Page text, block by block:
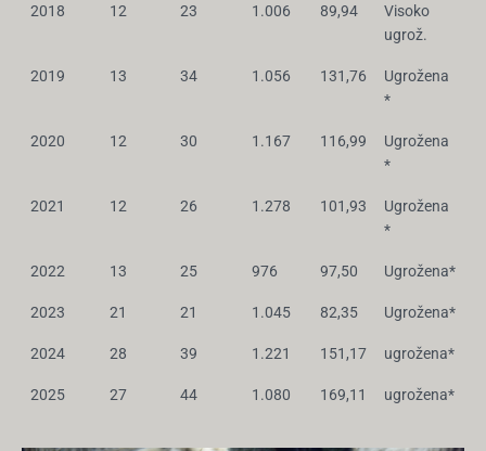
2018 12 23 1.006 89,94
Visoko
ugrož.
2019 13 34 1.056 131,76
Ugrožena
*
2020 12 30 1.167 116,99
Ugrožena
*
2021 12 26 1.278 101,93
Ugrožena
*
2022 13 25 976 97,50 Ugrožena*
2023 21 21 1.045 82,35 Ugrožena*
2024 28 39 1.221 151,17 ugrožena*
2025 27 44 1.080 169,11 ugrožena*